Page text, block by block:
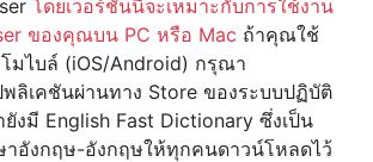
โดยเวอร์ชันนี้จะเหมาะกับการใช้งาน
ของคุณบน PC หรือ Mac ถ้าคุณใช้
มไบล์ (iOS/Android) กรุณา
ลิเคชันผ่านทาง Store ของระบบปฏิบัติ
งมี English Fast Dictionary ซึ่งเป็น
อังกฤษ-อังกฤษให้ทุกคนดาวน์โหลดไว้